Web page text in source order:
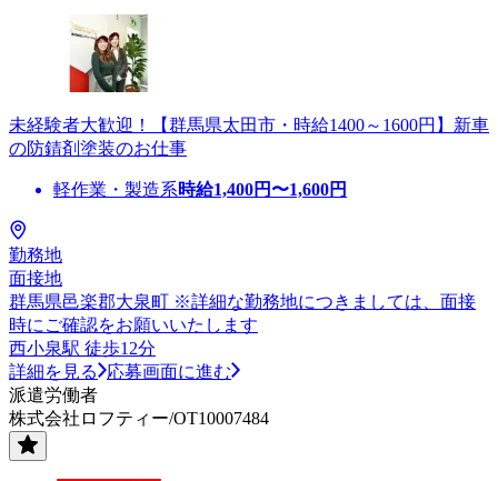
未経験者大歓迎！【群馬県太田市・時給1400～1600円】新車
の防錆剤塗装のお仕事
軽作業・製造系時給1,400円〜1,600円
勤務地
面接地
群馬県邑楽郡大泉町 ※詳細な勤務地につきましては、面接
時にご確認をお願いいたします
西小泉駅 徒歩12分
詳細を見る
応募画面に進む
派遣労働者
株式会社ロフティー/OT10007484